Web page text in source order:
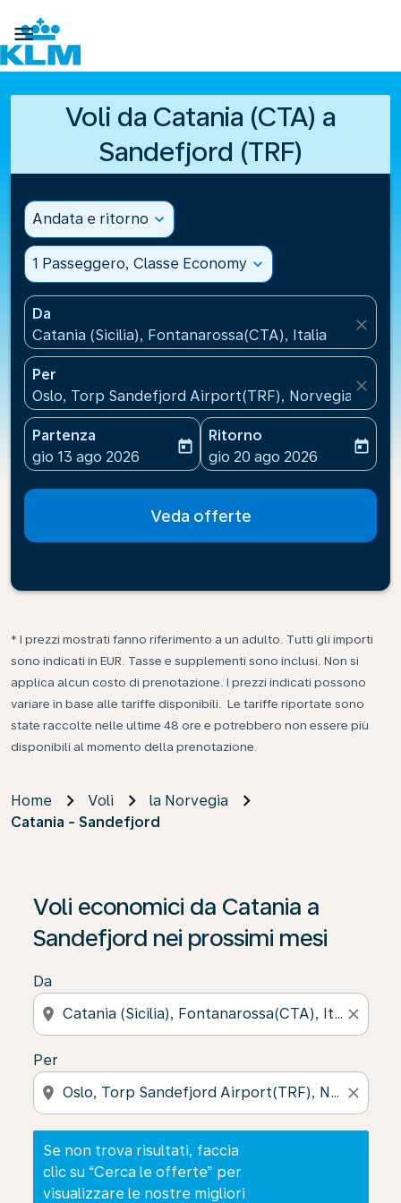

Voli da Catania (CTA) a
Sandefjord (TRF)
Andata e ritorno expand_more
1 Passeggero, Classe Economy expand_more
Da
Catania (Sicilia), Fontanarossa(CTA), Italia
close
Per
Oslo, Torp Sandefjord Airport(TRF), Norvegia
close
Partenza
fc-booking-departure-date-aria-label
gio 13 ago 2026
today
Ritorno
fc-booking-return-date-
gio 20 ago 2026
today
Veda offerte
* I prezzi mostrati fanno riferimento a un adulto. Tutti gli importi
sono indicati in EUR. Tasse e supplementi sono inclusi. Non si
applica alcun costo di prenotazione. I prezzi indicati possono
variare in base alle tariffe disponibili. Le tariffe riportate sono
state raccolte nelle ultime 48 ore e potrebbero non essere più
disponibili al momento della prenotazione.
Home Voli
la Norvegia
Catania - Sandefjord
Voli economici da Catania a
Sandefjord nei prossimi mesi
Da
location_on close
Per
location_on close
Se non trova risultati, faccia
clic su “Cerca le offerte” per
visualizzare le nostre migliori
Se non trova risultati, faccia clic su “Cerca le offerte”